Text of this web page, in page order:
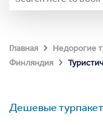
Главная Недорогие
Финляндия
Дешевые